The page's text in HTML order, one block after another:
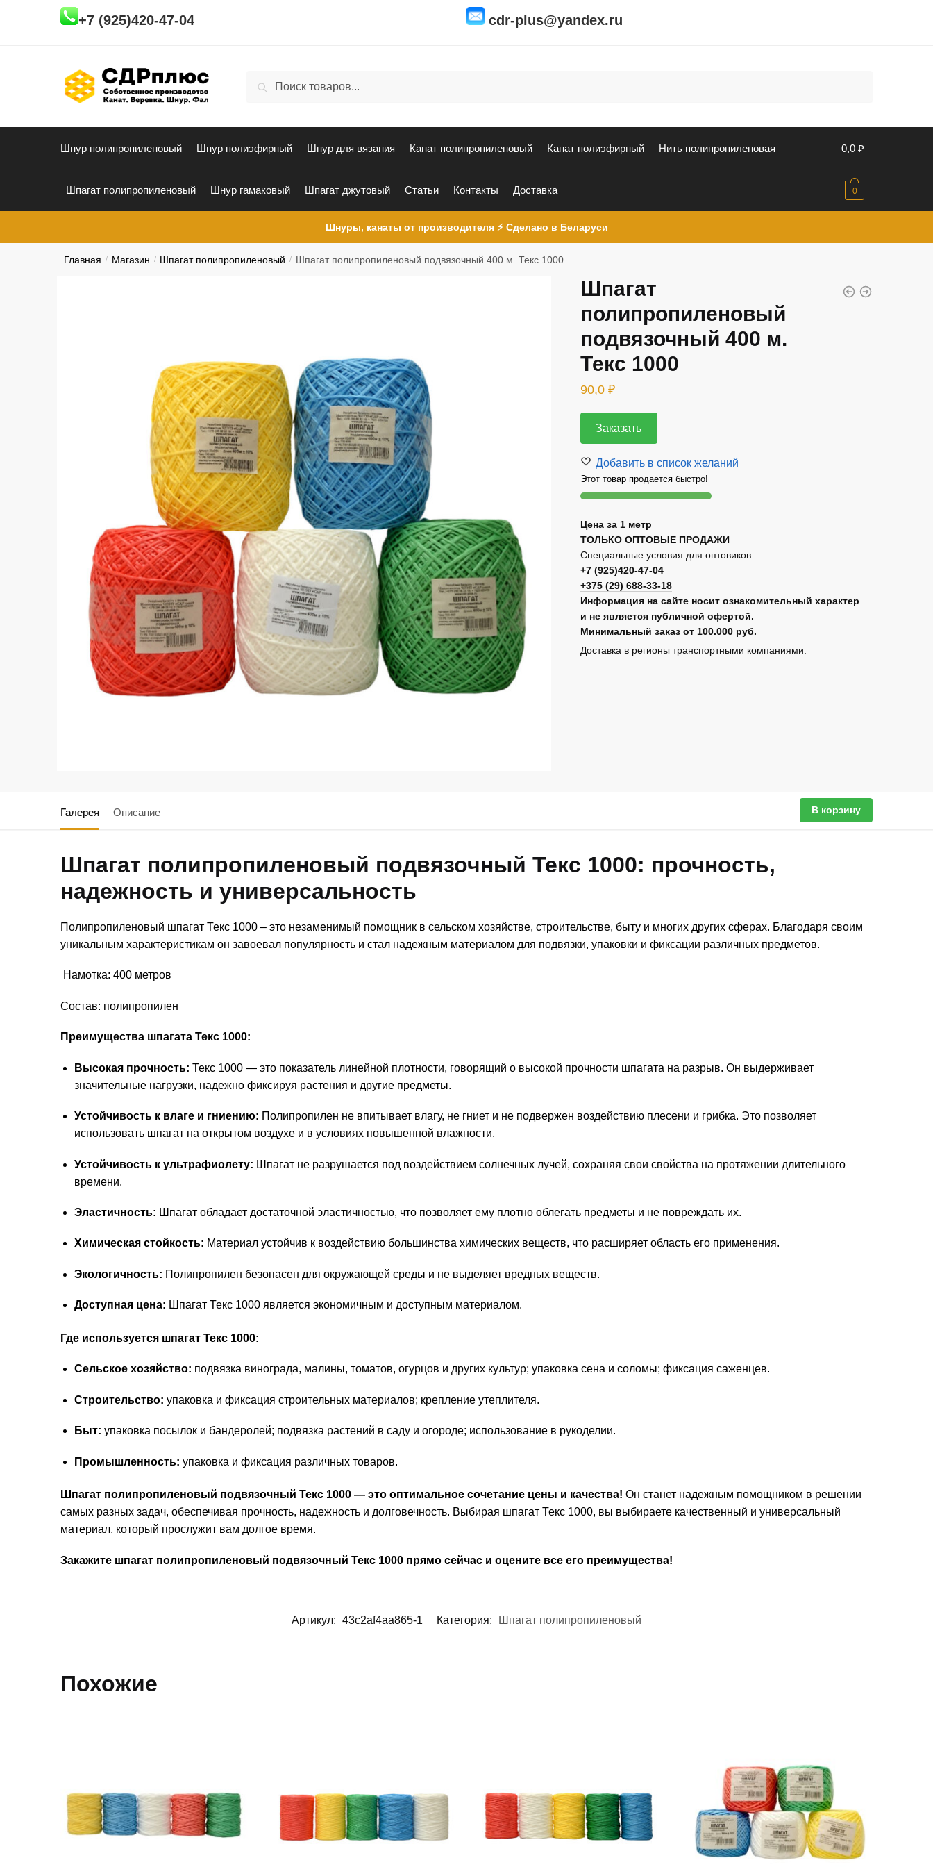
+7 (925)420-47-04 cdr-plus@yandex.ru
Поиск
Шнур полипропиленовый Шнур полиэфирный Шнур для вязания Канат полипропиленовый Канат полиэфирный Нить полипропиленовая
Шпагат полипропиленовый Шнур гамаковый Шпагат джутовый Статьи Контакты Доставка
0,0₽
0
Шнуры, канаты от производителя ⚡ Сделано в Беларуси
Главная / Магазин / Шпагат полипропиленовый / Шпагат полипропиленовый подвязочный 400 м. Текс 1000
Шпагат
полипропиленовый
подвязочный 400 м.
Текс 1000
90,0 ₽
Заказать
Добавить в список желаний
Этот товар продается быстро!
Цена за 1 метр
ТОЛЬКО ОПТОВЫЕ ПРОДАЖИ
Специальные условия для оптовиков
+7 (925)420-47-04
+375 (29) 688-33-18
Информация на сайте носит ознакомительный характер
и не является публичной офертой.
Минимальный заказ от 100.000 руб.
Доставка в регионы транспортными компаниями.
Галерея Описание В корзину
Шпагат полипропиленовый подвязочный Текс 1000: прочность,
надежность и универсальность
Полипропиленовый шпагат Текс 1000 – это незаменимый помощник в сельском хозяйстве, строительстве, быту и многих других сферах. Благодаря своим
уникальным характеристикам он завоевал популярность и стал надежным материалом для подвязки, упаковки и фиксации различных предметов.
Намотка: 400 метров
Состав: полипропилен
Преимущества шпагата Текс 1000:
Высокая прочность: Текс 1000 — это показатель линейной плотности, говорящий о высокой прочности шпагата на разрыв. Он выдерживает
значительные нагрузки, надежно фиксируя растения и другие предметы.
Устойчивость к влаге и гниению: Полипропилен не впитывает влагу, не гниет и не подвержен воздействию плесени и грибка. Это позволяет
использовать шпагат на открытом воздухе и в условиях повышенной влажности.
Устойчивость к ультрафиолету: Шпагат не разрушается под воздействием солнечных лучей, сохраняя свои свойства на протяжении длительного
времени.
Эластичность: Шпагат обладает достаточной эластичностью, что позволяет ему плотно облегать предметы и не повреждать их.
Химическая стойкость: Материал устойчив к воздействию большинства химических веществ, что расширяет область его применения.
Экологичность: Полипропилен безопасен для окружающей среды и не выделяет вредных веществ.
Доступная цена: Шпагат Текс 1000 является экономичным и доступным материалом.
Где используется шпагат Текс 1000:
Сельское хозяйство: подвязка винограда, малины, томатов, огурцов и других культур; упаковка сена и соломы; фиксация саженцев.
Строительство: упаковка и фиксация строительных материалов; крепление утеплителя.
Быт: упаковка посылок и бандеролей; подвязка растений в саду и огороде; использование в рукоделии.
Промышленность: упаковка и фиксация различных товаров.
Шпагат полипропиленовый подвязочный Текс 1000 — это оптимальное сочетание цены и качества! Он станет надежным помощником в решении
самых разных задач, обеспечивая прочность, надежность и долговечность. Выбирая шпагат Текс 1000, вы выбираете качественный и универсальный
материал, который прослужит вам долгое время.
Закажите шпагат полипропиленовый подвязочный Текс 1000 прямо сейчас и оцените все его преимущества!
Артикул: 43c2af4aa865-1 Категория: Шпагат полипропиленовый
Похожие